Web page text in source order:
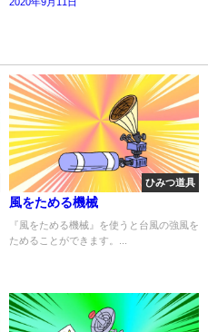
ひみつ道具
風をためる機械
『風をためる機械』を使うと台風の強風を
ためることができます。...